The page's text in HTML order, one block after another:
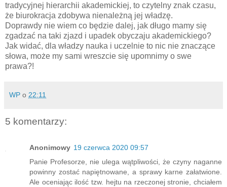
tradycyjnej hierarchii akademickiej, to czytelny znak czasu,
że biurokracja zdobywa nienależną jej władzę.
Doprawdy nie wiem co będzie dalej, jak długo mamy się
zgadzać na taki zjazd i upadek obyczaju akademickiego?
Jak widać, dla władzy nauka i uczelnie to nic nie znaczące
słowa, może my sami wreszcie się upomnimy o swe
prawa?!
WP o 22:11
5 komentarzy:
Anonimowy 19 czerwca 2020 09:57
Panie Profesorze, nie ulega wątpliwości, że czyny naganne
powinny zostać napiętnowane, a sprawy karne załatwione.
Ale oceniając ilość tzw. hejtu na rzeczonej stronie, chciałem